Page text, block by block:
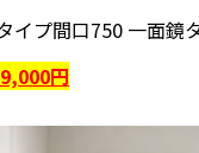
イプ間口750 一面鏡
円